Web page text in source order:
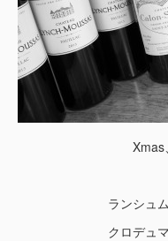
Xmas
ランシュ
クロデュ